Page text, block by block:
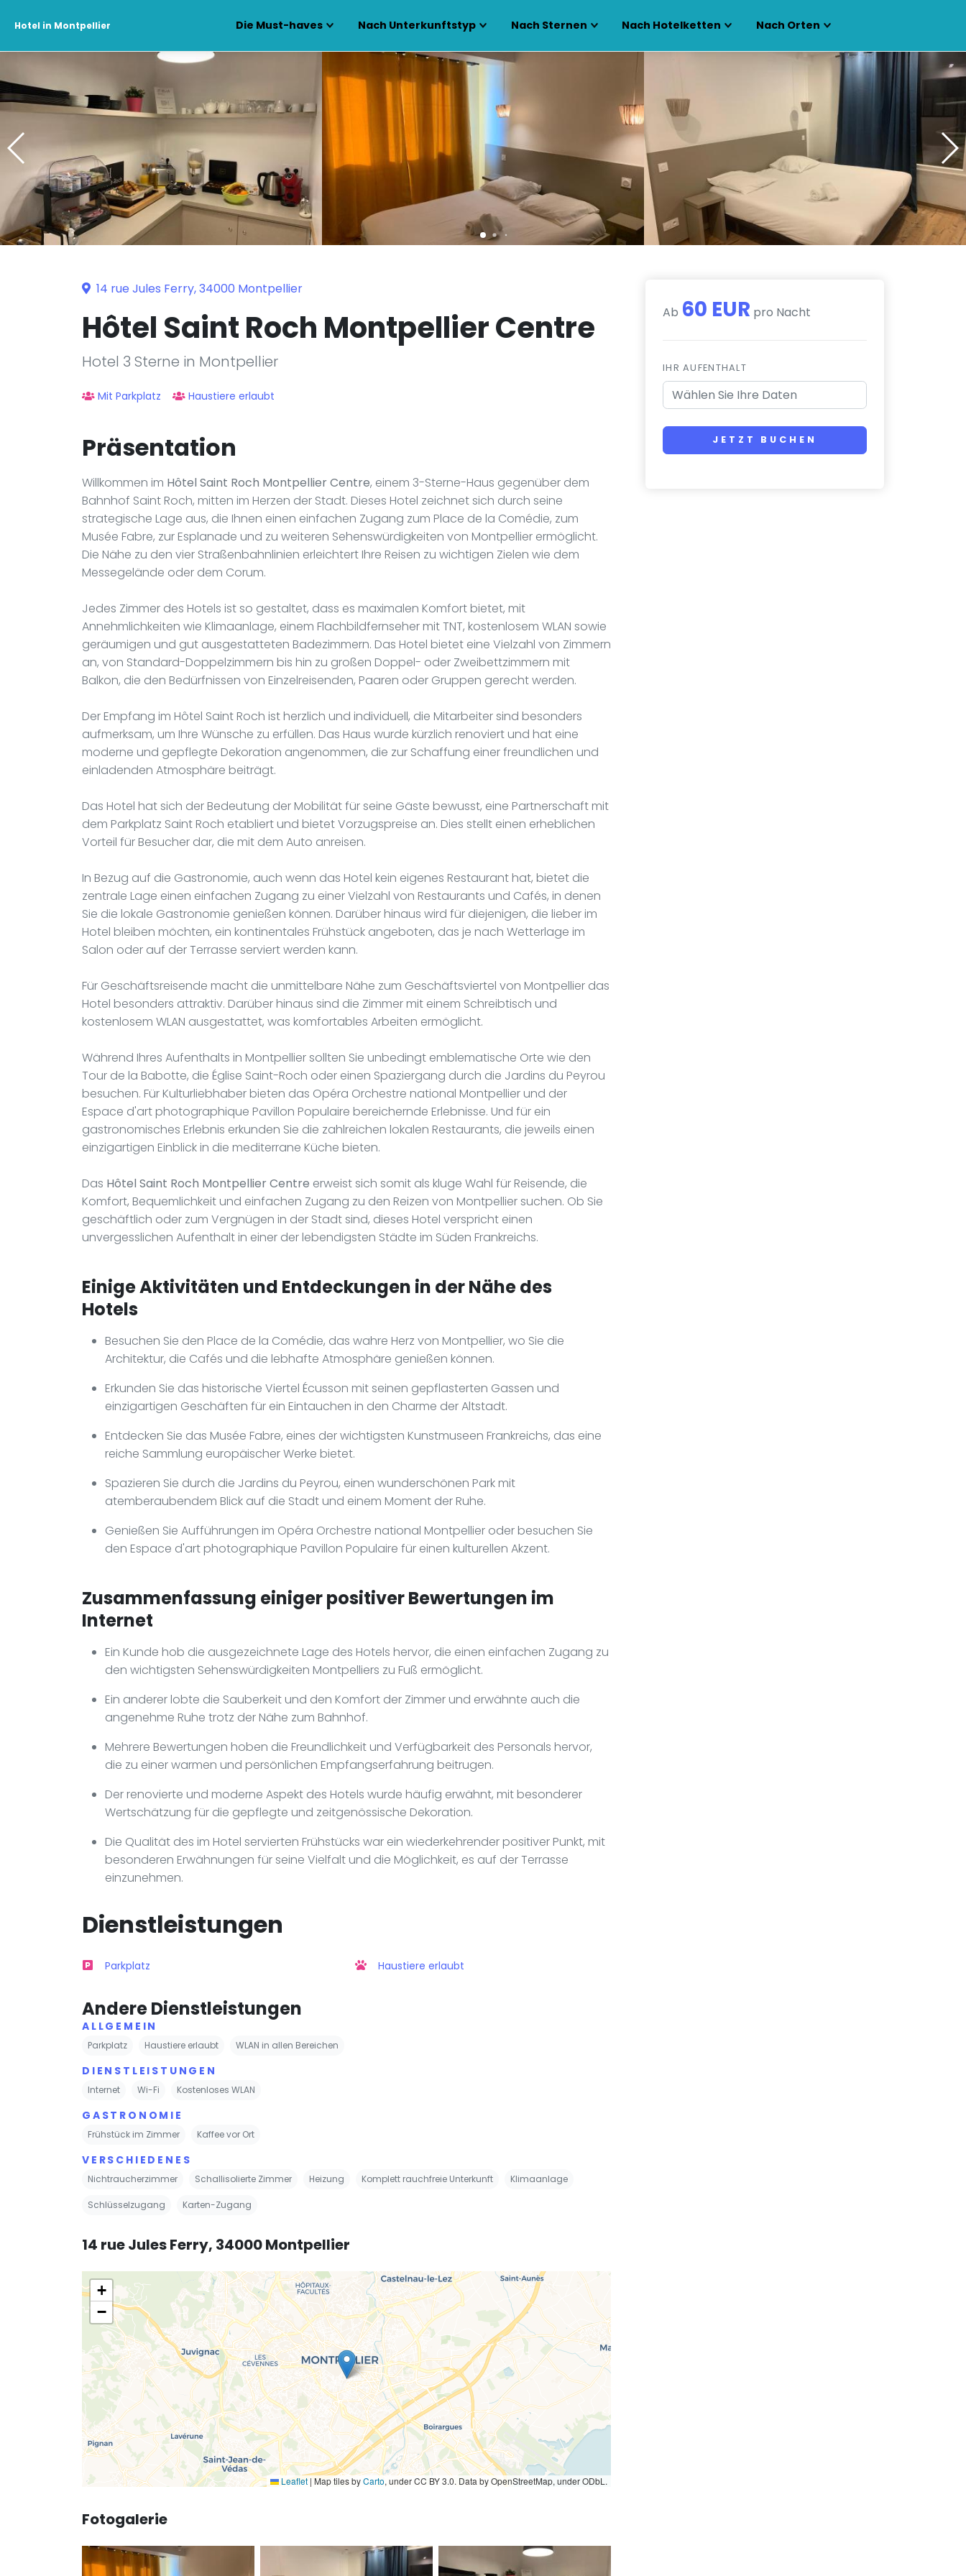
Hotel in Montpellier Die Must-haves Nach Unterkunftstyp Nach Sternen Nach Hotelketten Nach Orten
14 rue Jules Ferry, 34000 Montpellier
Hôtel Saint Roch Montpellier Centre
Hotel 3 Sterne in Montpellier
Mit Parkplatz Haustiere erlaubt
Präsentation
Willkommen im Hôtel Saint Roch Montpellier Centre, einem 3-Sterne-Haus gegenüber dem
Bahnhof Saint Roch, mitten im Herzen der Stadt. Dieses Hotel zeichnet sich durch seine
strategische Lage aus, die Ihnen einen einfachen Zugang zum Place de la Comédie, zum
Musée Fabre, zur Esplanade und zu weiteren Sehenswürdigkeiten von Montpellier ermöglicht.
Die Nähe zu den vier Straßenbahnlinien erleichtert Ihre Reisen zu wichtigen Zielen wie dem
Messegelände oder dem Corum.
Jedes Zimmer des Hotels ist so gestaltet, dass es maximalen Komfort bietet, mit
Annehmlichkeiten wie Klimaanlage, einem Flachbildfernseher mit TNT, kostenlosem WLAN sowie
geräumigen und gut ausgestatteten Badezimmern. Das Hotel bietet eine Vielzahl von Zimmern
an, von Standard-Doppelzimmern bis hin zu großen Doppel- oder Zweibettzimmern mit
Balkon, die den Bedürfnissen von Einzelreisenden, Paaren oder Gruppen gerecht werden.
Der Empfang im Hôtel Saint Roch ist herzlich und individuell, die Mitarbeiter sind besonders
aufmerksam, um Ihre Wünsche zu erfüllen. Das Haus wurde kürzlich renoviert und hat eine
moderne und gepflegte Dekoration angenommen, die zur Schaffung einer freundlichen und
einladenden Atmosphäre beiträgt.
Das Hotel hat sich der Bedeutung der Mobilität für seine Gäste bewusst, eine Partnerschaft mit
dem Parkplatz Saint Roch etabliert und bietet Vorzugspreise an. Dies stellt einen erheblichen
Vorteil für Besucher dar, die mit dem Auto anreisen.
In Bezug auf die Gastronomie, auch wenn das Hotel kein eigenes Restaurant hat, bietet die
zentrale Lage einen einfachen Zugang zu einer Vielzahl von Restaurants und Cafés, in denen
Sie die lokale Gastronomie genießen können. Darüber hinaus wird für diejenigen, die lieber im
Hotel bleiben möchten, ein kontinentales Frühstück angeboten, das je nach Wetterlage im
Salon oder auf der Terrasse serviert werden kann.
Für Geschäftsreisende macht die unmittelbare Nähe zum Geschäftsviertel von Montpellier das
Hotel besonders attraktiv. Darüber hinaus sind die Zimmer mit einem Schreibtisch und
kostenlosem WLAN ausgestattet, was komfortables Arbeiten ermöglicht.
Während Ihres Aufenthalts in Montpellier sollten Sie unbedingt emblematische Orte wie den
Tour de la Babotte, die Église Saint-Roch oder einen Spaziergang durch die Jardins du Peyrou
besuchen. Für Kulturliebhaber bieten das Opéra Orchestre national Montpellier und der
Espace d'art photographique Pavillon Populaire bereichernde Erlebnisse. Und für ein
gastronomisches Erlebnis erkunden Sie die zahlreichen lokalen Restaurants, die jeweils einen
einzigartigen Einblick in die mediterrane Küche bieten.
Das Hôtel Saint Roch Montpellier Centre erweist sich somit als kluge Wahl für Reisende, die
Komfort, Bequemlichkeit und einfachen Zugang zu den Reizen von Montpellier suchen. Ob Sie
geschäftlich oder zum Vergnügen in der Stadt sind, dieses Hotel verspricht einen
unvergesslichen Aufenthalt in einer der lebendigsten Städte im Süden Frankreichs.
Einige Aktivitäten und Entdeckungen in der Nähe des
Hotels
Besuchen Sie den Place de la Comédie, das wahre Herz von Montpellier, wo Sie die
Architektur, die Cafés und die lebhafte Atmosphäre genießen können.
Erkunden Sie das historische Viertel Écusson mit seinen gepflasterten Gassen und
einzigartigen Geschäften für ein Eintauchen in den Charme der Altstadt.
Entdecken Sie das Musée Fabre, eines der wichtigsten Kunstmuseen Frankreichs, das eine
reiche Sammlung europäischer Werke bietet.
Spazieren Sie durch die Jardins du Peyrou, einen wunderschönen Park mit
atemberaubendem Blick auf die Stadt und einem Moment der Ruhe.
Genießen Sie Aufführungen im Opéra Orchestre national Montpellier oder besuchen Sie
den Espace d'art photographique Pavillon Populaire für einen kulturellen Akzent.
Zusammenfassung einiger positiver Bewertungen im
Internet
Ein Kunde hob die ausgezeichnete Lage des Hotels hervor, die einen einfachen Zugang zu
den wichtigsten Sehenswürdigkeiten Montpelliers zu Fuß ermöglicht.
Ein anderer lobte die Sauberkeit und den Komfort der Zimmer und erwähnte auch die
angenehme Ruhe trotz der Nähe zum Bahnhof.
Mehrere Bewertungen hoben die Freundlichkeit und Verfügbarkeit des Personals hervor,
die zu einer warmen und persönlichen Empfangserfahrung beitrugen.
Der renovierte und moderne Aspekt des Hotels wurde häufig erwähnt, mit besonderer
Wertschätzung für die gepflegte und zeitgenössische Dekoration.
Die Qualität des im Hotel servierten Frühstücks war ein wiederkehrender positiver Punkt, mit
besonderen Erwähnungen für seine Vielfalt und die Möglichkeit, es auf der Terrasse
einzunehmen.
Dienstleistungen
Parkplatz Haustiere erlaubt
Andere Dienstleistungen
ALLGEMEIN
Parkplatz Haustiere erlaubt WLAN in allen Bereichen
DIENSTLEISTUNGEN
Internet Wi-Fi Kostenloses WLAN
GASTRONOMIE
Frühstück im Zimmer Kaffee vor Ort
VERSCHIEDENES
Nichtraucherzimmer Schallisolierte Zimmer Heizung Komplett rauchfreie Unterkunft Klimaanlage
Schlüsselzugang Karten-Zugang
14 rue Jules Ferry, 34000 Montpellier
+
−
Leaflet | Map tiles byCarto, under CC BY 3.0. Data by OpenStreetMap, under ODbL.
Fotogalerie
Ab 60 EUR pro Nacht
IHR AUFENTHALT
JETZT BUCHEN